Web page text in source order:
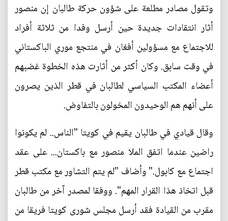
وتقول مصادر مطلعة على شؤون حركة طالبان إن منصور
أثار انتقادات جديدة حين أرسل وفدا من ثلاثة أفراد
للاجتماع مع مسؤولين أفغان في منتجع موري الباكستاني
في وقت سابق. وكان أكثر من أثارت هذه الخطوة غضبهم
أعضاء المكتب السياسي لطالبان في قطر الذين يصرون
على أنهم هم الوحيدون المخولون بالتفاوض.
وقال قيادي في طالبان يقيم في كويتا "الناس.. لم يكونوا
راضين عندما اتفق الملا منصور مع باكستان... على عقد
اجتماع مع كابول." وأضاف "لم يتم التشاور مع مكتب قطر
قبل اتخاذ هذا القرار المهم". ووفقا لمصدر آخر من طالبان
مقرب من القيادة فقد أرسل مجلس شورى كويتا فريقا من